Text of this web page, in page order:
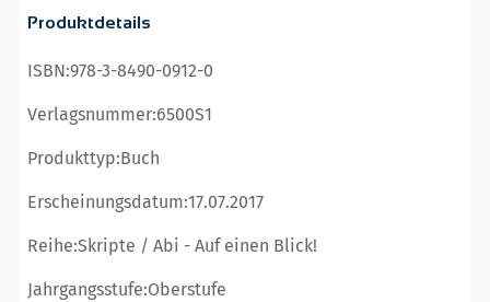
Produktdetails
ISBN:978-3-8490-0912-0
Verlagsnummer:6500S1
Produkttyp:Buch
Erscheinungsdatum:17.07.2017
Reihe:Skripte / Abi - Auf einen Blick!
Jahrgangsstufe:Oberstufe